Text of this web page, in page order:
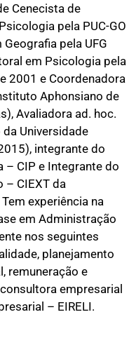
Cenecista de
pela PUC-GO
pela UFG
em Psicologia pela
2001 e Coordenadora
Aphonsiano de
Avaliadora ad. hoc.
Universidade
integrante do
– CIP e Integrante do
– CIEXT da
experiência na
em Administração
nos seguintes
planejamento
remuneração e
empresarial
– EIRELI.